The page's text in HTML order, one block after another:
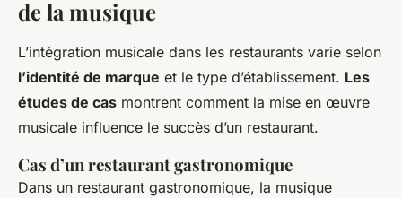
de la musique
L’intégration musicale dans les restaurants varie selon
l’identité de marque et le type d’établissement. Les
études de cas montrent comment la mise en œuvre
musicale influence le succès d’un restaurant.
Cas d’un restaurant gastronomique
Dans un restaurant gastronomique, la musique